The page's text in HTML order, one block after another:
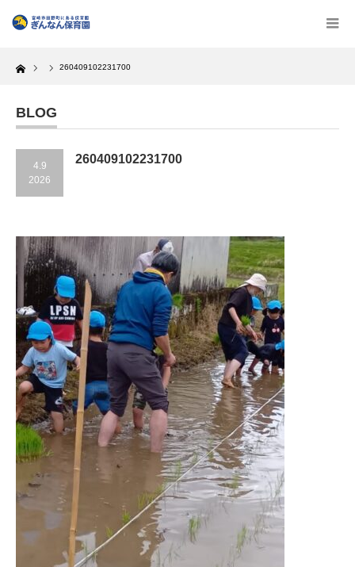
Home 260409102231700
BLOG
4.9
2026
260409102231700